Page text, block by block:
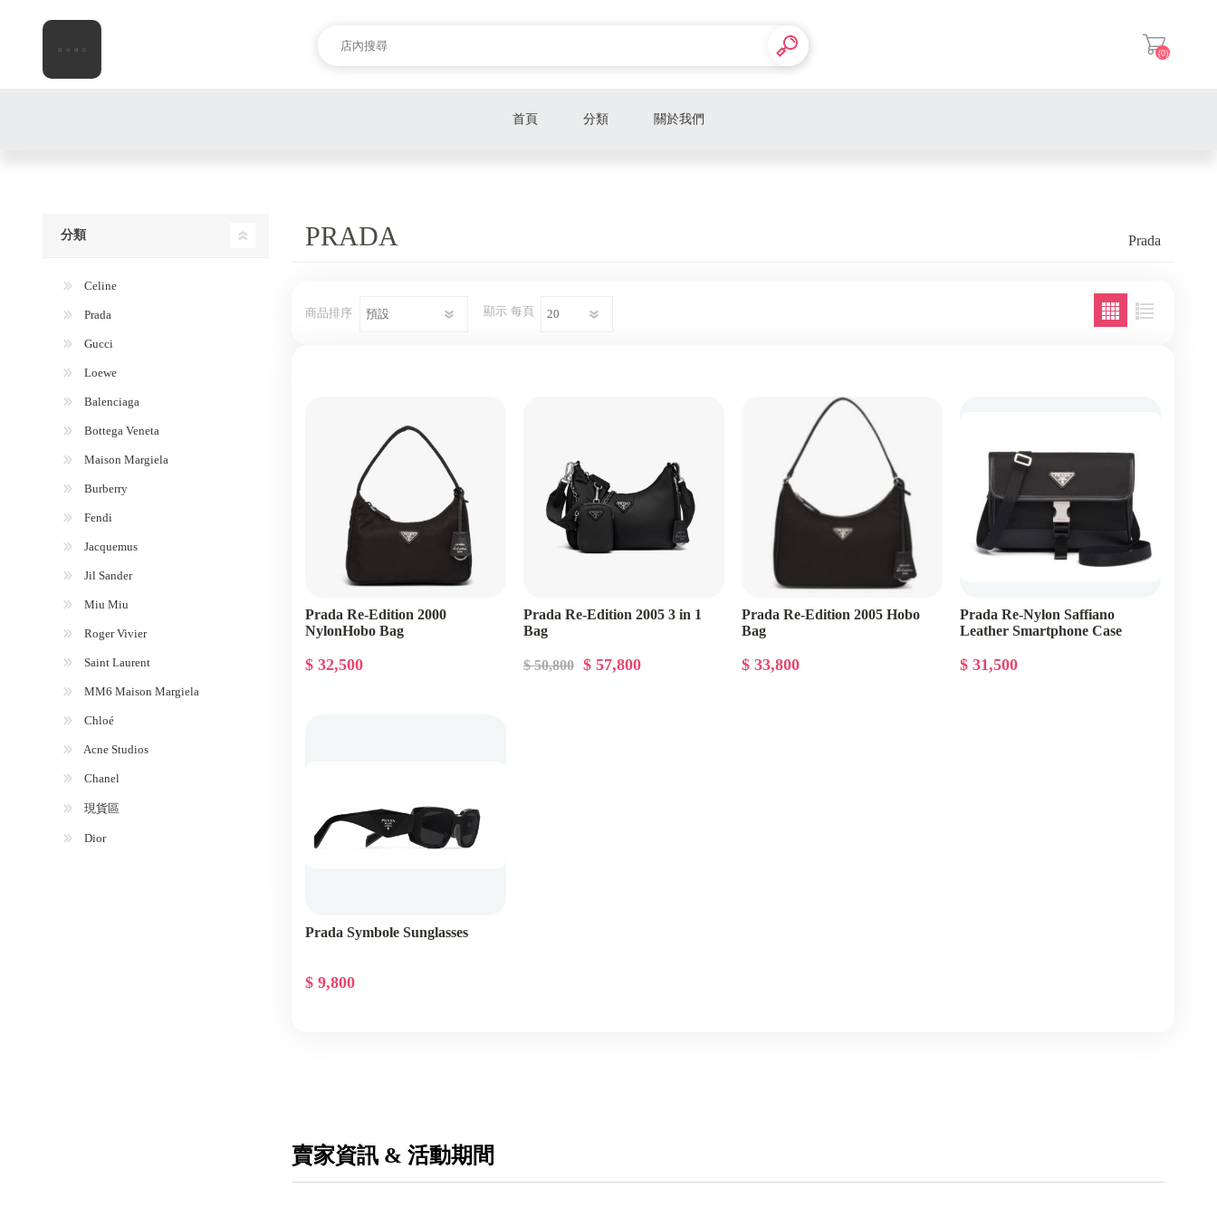
(0)
首頁 分類
Jacquemus
MM6 Maison Margiela
關於我們
PRADA Prada
商品排序 顯示 每頁
Prada Re-Edition 2000
NylonHobo Bag
$ 32,500
Prada Re-Edition 2005 3 in 1
Bag
$ 50,800 $ 57,800
Prada Re-Edition 2005 Hobo
Bag
$ 33,800
Prada Re-Nylon Saffiano
Leather Smartphone Case
$ 31,500
Prada Symbole Sunglasses
$ 9,800
賣家資訊 & 活動期間
分類
Celine
Prada
Gucci
Loewe
Balenciaga
Bottega Veneta
Maison Margiela
Burberry
Fendi
Jacquemus
Jil Sander
Miu Miu
Roger Vivier
Saint Laurent
MM6 Maison Margiela
Chloé
Acne Studios
Chanel
現貨區
Dior